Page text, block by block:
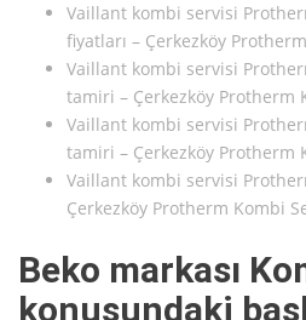
Vaillant kombi servisi
fiyatları – Çerkezköy
Vaillant kombi servisi
tamiri – Çerkezköy Protherm
Vaillant kombi servisi
tamiri – Çerkezköy Protherm
Vaillant kombi servisi
Çerkezköy Protherm Kombi
Beko markası
konusundaki